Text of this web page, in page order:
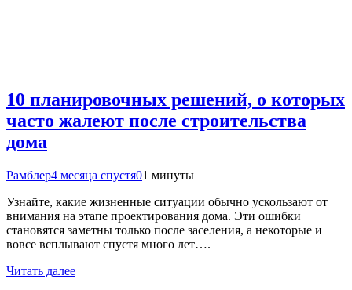
10 планировочных решений, о которых
часто жалеют после строительства
дома
Рамблер4 месяца спустя01 минуты
Узнайте, какие жизненные ситуации обычно ускользают от
внимания на этапе проектирования дома. Эти ошибки
становятся заметны только после заселения, а некоторые и
вовсе всплывают спустя много лет….
Читать далее